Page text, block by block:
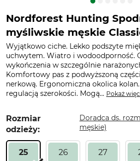
Nordforest Hunting
myśliwskie męskie
Wyjątkowo ciche. Lekko podszyte
uchwytem. Wiatro i wodoodporność.
wykończenia w szczególnie
Komfortowy pas z podwyższoną
nerkową. Ergonomiczna okolica
regulacją szerokości. Mogą... Pokaż
Rozmiar
odzieży:
Doradca ds.
męskie)
25 26 27